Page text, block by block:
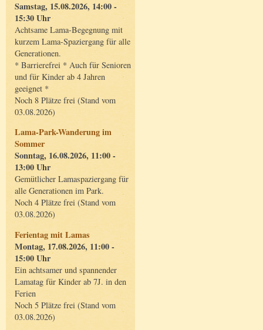
Samstag, 15.08.2026, 14:00 -
15:30 Uhr
Achtsame Lama-Begegnung mit
kurzem Lama-Spaziergang für alle
Generationen.
* Barrierefrei * Auch für Senioren
und für Kinder ab 4 Jahren
geeignet *
Noch 8 Plätze frei (Stand vom
03.08.2026)
Lama-Park-Wanderung im
Sommer
Sonntag, 16.08.2026, 11:00 -
13:00 Uhr
Gemütlicher Lamaspaziergang für
alle Generationen im Park.
Noch 4 Plätze frei (Stand vom
03.08.2026)
Ferientag mit Lamas
Montag, 17.08.2026, 11:00 -
15:00 Uhr
Ein achtsamer und spannender
Lamatag für Kinder ab 7J. in den
Ferien
Noch 5 Plätze frei (Stand vom
03.08.2026)